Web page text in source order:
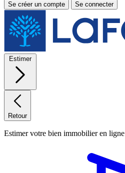
Se créer un compte Se connecter
Estimer
Retour
Estimer votre bien immobilier en ligne